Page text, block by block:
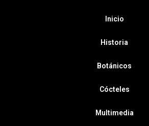
Inicio
Historia
Botánicos
Cócteles
Multimedia